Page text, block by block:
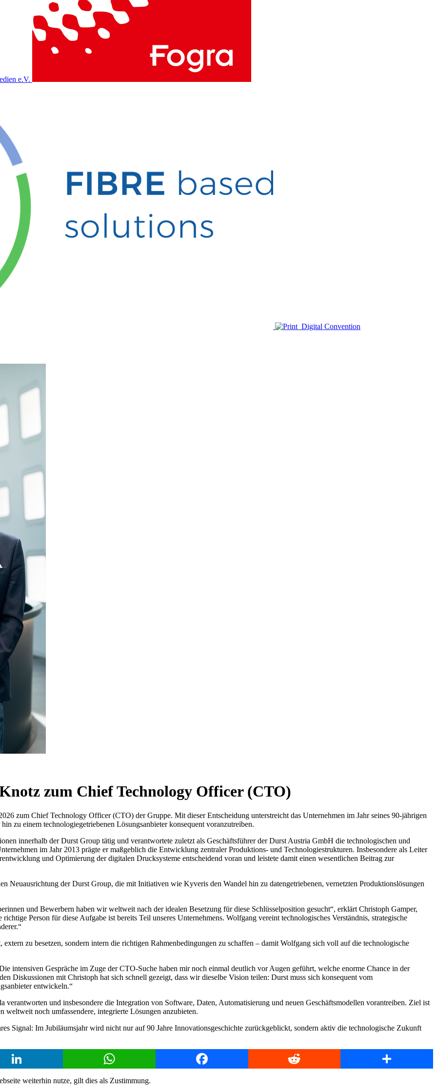
zum Chief Technology Officer (CTO)
zum Chief Technology Officer (CTO) der Gruppe. Mit dieser Entscheidung unterstreicht das Unternehmen im Jahr seines 90-jährigen
zu einem technologiegetriebenen Lösungsanbieter konsequent voranzutreiben.
innerhalb der Durst Group tätig und verantwortete zuletzt als Geschäftsführer der Durst Austria GmbH die technologischen und
im Jahr 2013 prägte er maßgeblich die Entwicklung zentraler Produktions- und Technologiestrukturen. Insbesondere als Leiter
und Optimierung der digitalen Drucksysteme entscheidend voran und leistete damit einen wesentlichen Beitrag zur
Neuausrichtung der Durst Group, die mit Initiativen wie Kyveris den Wandel hin zu datengetriebenen, vernetzten Produktionslösungen
und Bewerbern haben wir weltweit nach der idealen Besetzung für diese Schlüsselposition gesucht“, erklärt Christoph Gamper,
Person für diese Aufgabe ist bereits Teil unseres Unternehmens. Wolfgang vereint technologisches Verständnis, strategische
zu besetzen, sondern intern die richtigen Rahmenbedingungen zu schaffen – damit Wolfgang sich voll auf die technologische
intensiven Gespräche im Zuge der CTO-Suche haben mir noch einmal deutlich vor Augen geführt, welche enorme Chance in der
Diskussionen mit Christoph hat sich schnell gezeigt, dass wir dieselbe Vision teilen: Durst muss sich konsequent vom
entwickeln.“
und insbesondere die Integration von Software, Daten, Automatisierung und neuen Geschäftsmodellen vorantreiben. Ziel ist
noch umfassendere, integrierte Lösungen anzubieten.
Signal: Im Jubiläumsjahr wird nicht nur auf 90 Jahre Innovationsgeschichte zurückgeblickt, sondern aktiv die technologische Zukunft
LinkedIn WhatsApp Facebook Reddit Share
weiterhin nutze, gilt dies als Zustimmung.